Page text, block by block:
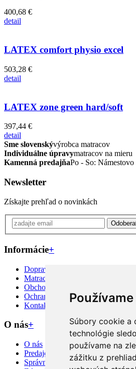
Súbory cookie a
technológie
používame na
zážitku z
400,68 €
detail
LATEX comfort physio excel
503,28 €
detail
LATEX zone green hard/soft
397,44 €
detail
Sme slovenskývýrobca matracov
Individuálne úpravymatracov na mieru
Kamenná predajňaPo - So: Námestovo
Newsletter
Získajte prehľad o novinkách
Informácie+
Doprava priamo k Vám
Matrac na mieru?
Obchodné podmienky
Ochrana osobných údajov
Kontakt
O nás+
O nás
Predajcovia
Správny výber